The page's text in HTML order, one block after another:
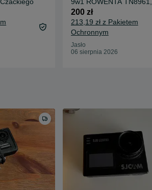
9w1 ROWENTA TN8961,
nowa, Komis Jasło
Czackiego
200 zł
213,19 zł z Pakietem
Ochronnym
Jasło
06 sierpnia 2026